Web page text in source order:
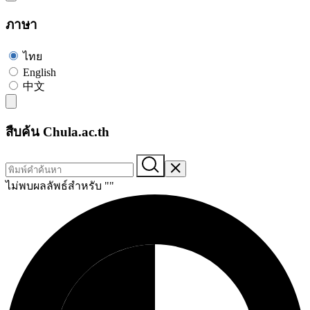
ภาษา
ไทย
English
中文
สืบค้น Chula.ac.th
ไม่พบผลลัพธ์สำหรับ ""